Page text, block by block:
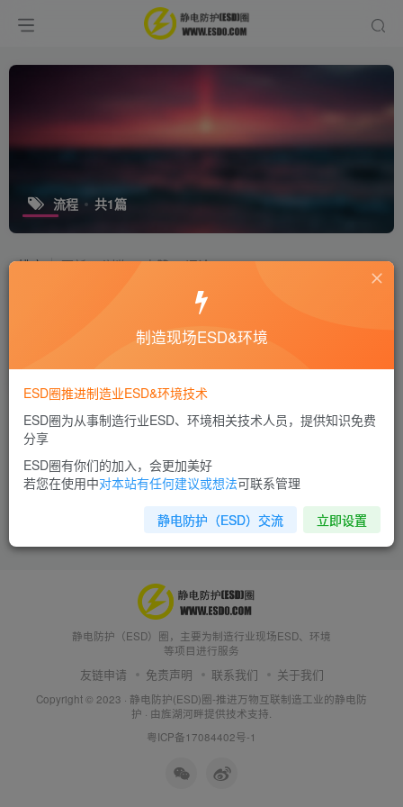
流程 共1篇
排序 更新 浏览 点赞 评论
什么叫工作到位？很深刻！
培训咨询
9年前 3913
静电防护（ESD）圈，主要为制造行业现场ESD、环境
等项目进行服务
友链申请 免责声明 联系我们 关于我们
Copyright © 2023 · 静电防护(ESD)圈-推进万物互联制造工业的静电防
护 · 由旌湖河畔提供技术支持.
粤ICP备17084402号-1
制造现场ESD&环境
ESD圈推进制造业ESD&环境技术
ESD圈为从事制造行业ESD、环境相关技术人员，提供知识免费
分享
ESD圈有你们的加入，会更加美好
若您在使用中对本站有任何建议或想法可联系管理
静电防护（ESD）交流 立即设置